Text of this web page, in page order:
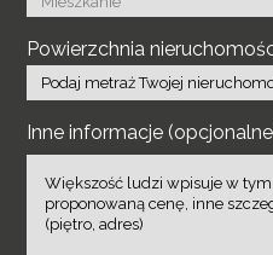
Powierzchnia
Inne informacje